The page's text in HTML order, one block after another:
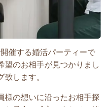
催する婚活パーティーで
望のお相手が見つかりまし
します。
様の想いに沿ったお相手探